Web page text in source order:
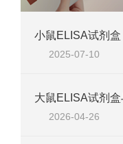
2025-07-10
2026-04-26